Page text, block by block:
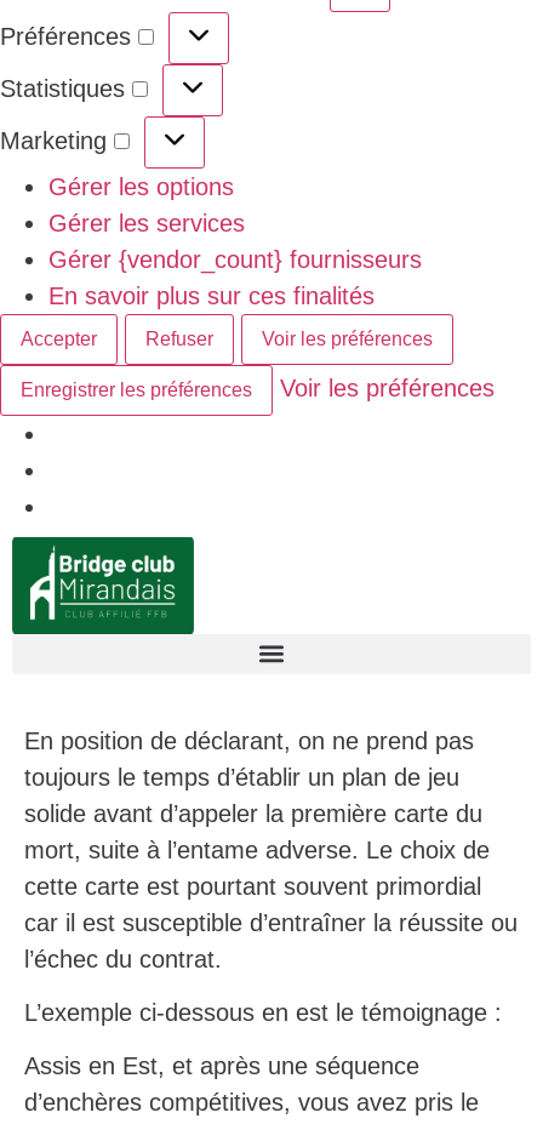
Préférences
Statistiques
Marketing
Gérer les options
Gérer les services
Gérer {vendor_count} fournisseurs
En savoir plus sur ces finalités
Accepter Refuser Voir les préférences
Enregistrer les préférences Voir les préférences
En position de déclarant, on ne prend pas
toujours le temps d’établir un plan de jeu
solide avant d’appeler la première carte du
mort, suite à l’entame adverse. Le choix de
cette carte est pourtant souvent primordial
car il est susceptible d’entraîner la réussite ou
l’échec du contrat.
L’exemple ci-dessous en est le témoignage :
Assis en Est, et après une séquence
d’enchères compétitives, vous avez pris le